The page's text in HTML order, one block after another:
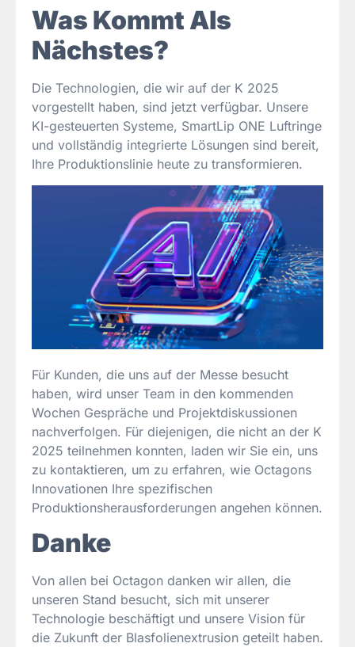
Was Kommt Als
Nächstes?
Die Technologien, die wir auf der K 2025
vorgestellt haben, sind jetzt verfügbar. Unsere
KI-gesteuerten Systeme, SmartLip ONE Luftringe
und vollständig integrierte Lösungen sind bereit,
Ihre Produktionslinie heute zu transformieren.
Für Kunden, die uns auf der Messe besucht
haben, wird unser Team in den kommenden
Wochen Gespräche und Projektdiskussionen
nachverfolgen. Für diejenigen, die nicht an der K
2025 teilnehmen konnten, laden wir Sie ein, uns
zu kontaktieren, um zu erfahren, wie Octagons
Innovationen Ihre spezifischen
Produktionsherausforderungen angehen können.
Danke
Von allen bei Octagon danken wir allen, die
unseren Stand besucht, sich mit unserer
Technologie beschäftigt und unsere Vision für
die Zukunft der Blasfolienextrusion geteilt haben.